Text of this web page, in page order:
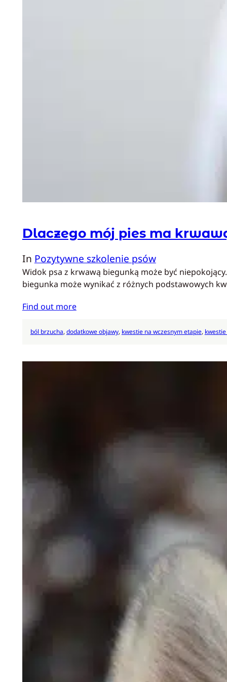
Dlaczego mój pies ma
In Pozytywne szkolenie psów
Widok psa z krwawą biegunką może być
biegunka może wynikać z różnych podstawowych
Find out more
ból brzucha, dodatkowe objawy, kwestie na wczesnym etapie,